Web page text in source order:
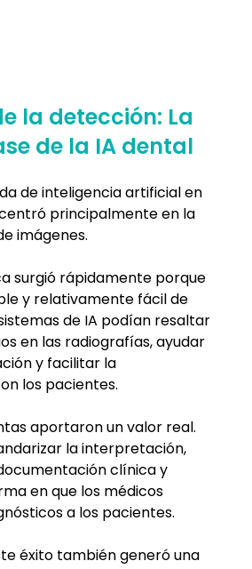
la detección: La
de la IA dental
de inteligencia artificial en
principalmente en la
imágenes.
surgió rápidamente porque
y relativamente fácil de
de IA podían resaltar
en las radiografías, ayudar
y facilitar la
los pacientes.
aportaron un valor real.
la interpretación,
clínica y
en que los médicos
a los pacientes.
éxito también generó una